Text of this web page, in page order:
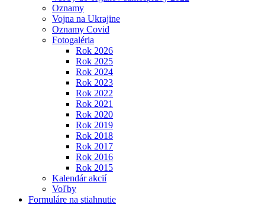
Oznamy
Vojna na Ukrajine
Oznamy Covid
Fotogaléria
Rok 2026
Rok 2025
Rok 2024
Rok 2023
Rok 2022
Rok 2021
Rok 2020
Rok 2019
Rok 2018
Rok 2017
Rok 2016
Rok 2015
Kalendár akcií
Voľby
Formuláre na stiahnutie